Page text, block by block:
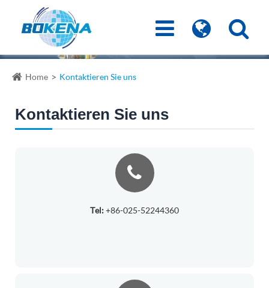
Home Kontaktieren Sie uns
Kontaktieren Sie uns
Tel:+86-025-52244360